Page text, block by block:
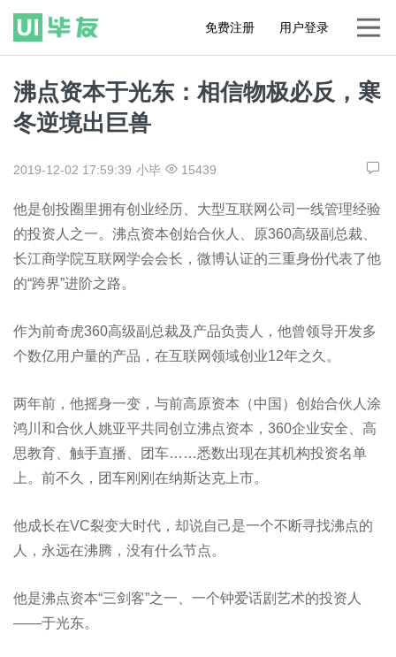
免费注册 用户登录
沸点资本于光东：相信物极必反，寒
冬逆境出巨兽
2019-12-02 17:59:39 小毕 15439
他是创投圈里拥有创业经历、大型互联网公司一线管理经验
的投资人之一。沸点资本创始合伙人、原360高级副总裁、
长江商学院互联网学会会长，微博认证的三重身份代表了他
的“跨界”进阶之路。
作为前奇虎360高级副总裁及产品负责人，他曾领导开发多
个数亿用户量的产品，在互联网领域创业12年之久。
两年前，他摇身一变，与前高原资本（中国）创始合伙人涂
鸿川和合伙人姚亚平共同创立沸点资本，360企业安全、高
思教育、触手直播、团车……悉数出现在其机构投资名单
上。前不久，团车刚刚在纳斯达克上市。
他成长在VC裂变大时代，却说自己是一个不断寻找沸点的
人，永远在沸腾，没有什么节点。
他是沸点资本“三剑客”之一、一个钟爱话剧艺术的投资人
——于光东。